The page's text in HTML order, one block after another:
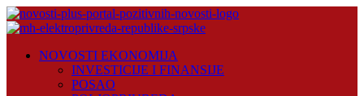
Skip
to
Plus
NOVOSTI EKONOMIJA
INVESTICIJE I FINANSIJE
POSAO